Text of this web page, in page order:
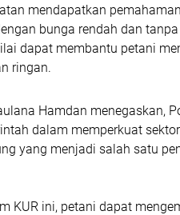
mendapatkan
bunga rendah dan
dapat membantu petani
ringan.
Hamdan menegaskan,
dalam memperkuat
yang menjadi salah satu
KUR ini, petani dapat